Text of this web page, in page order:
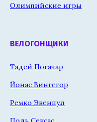
Олимпийские игры
ВЕЛОГОНЩИКИ
Тадей Погачар
Йонас Вингегор
Ремко Эвенпул